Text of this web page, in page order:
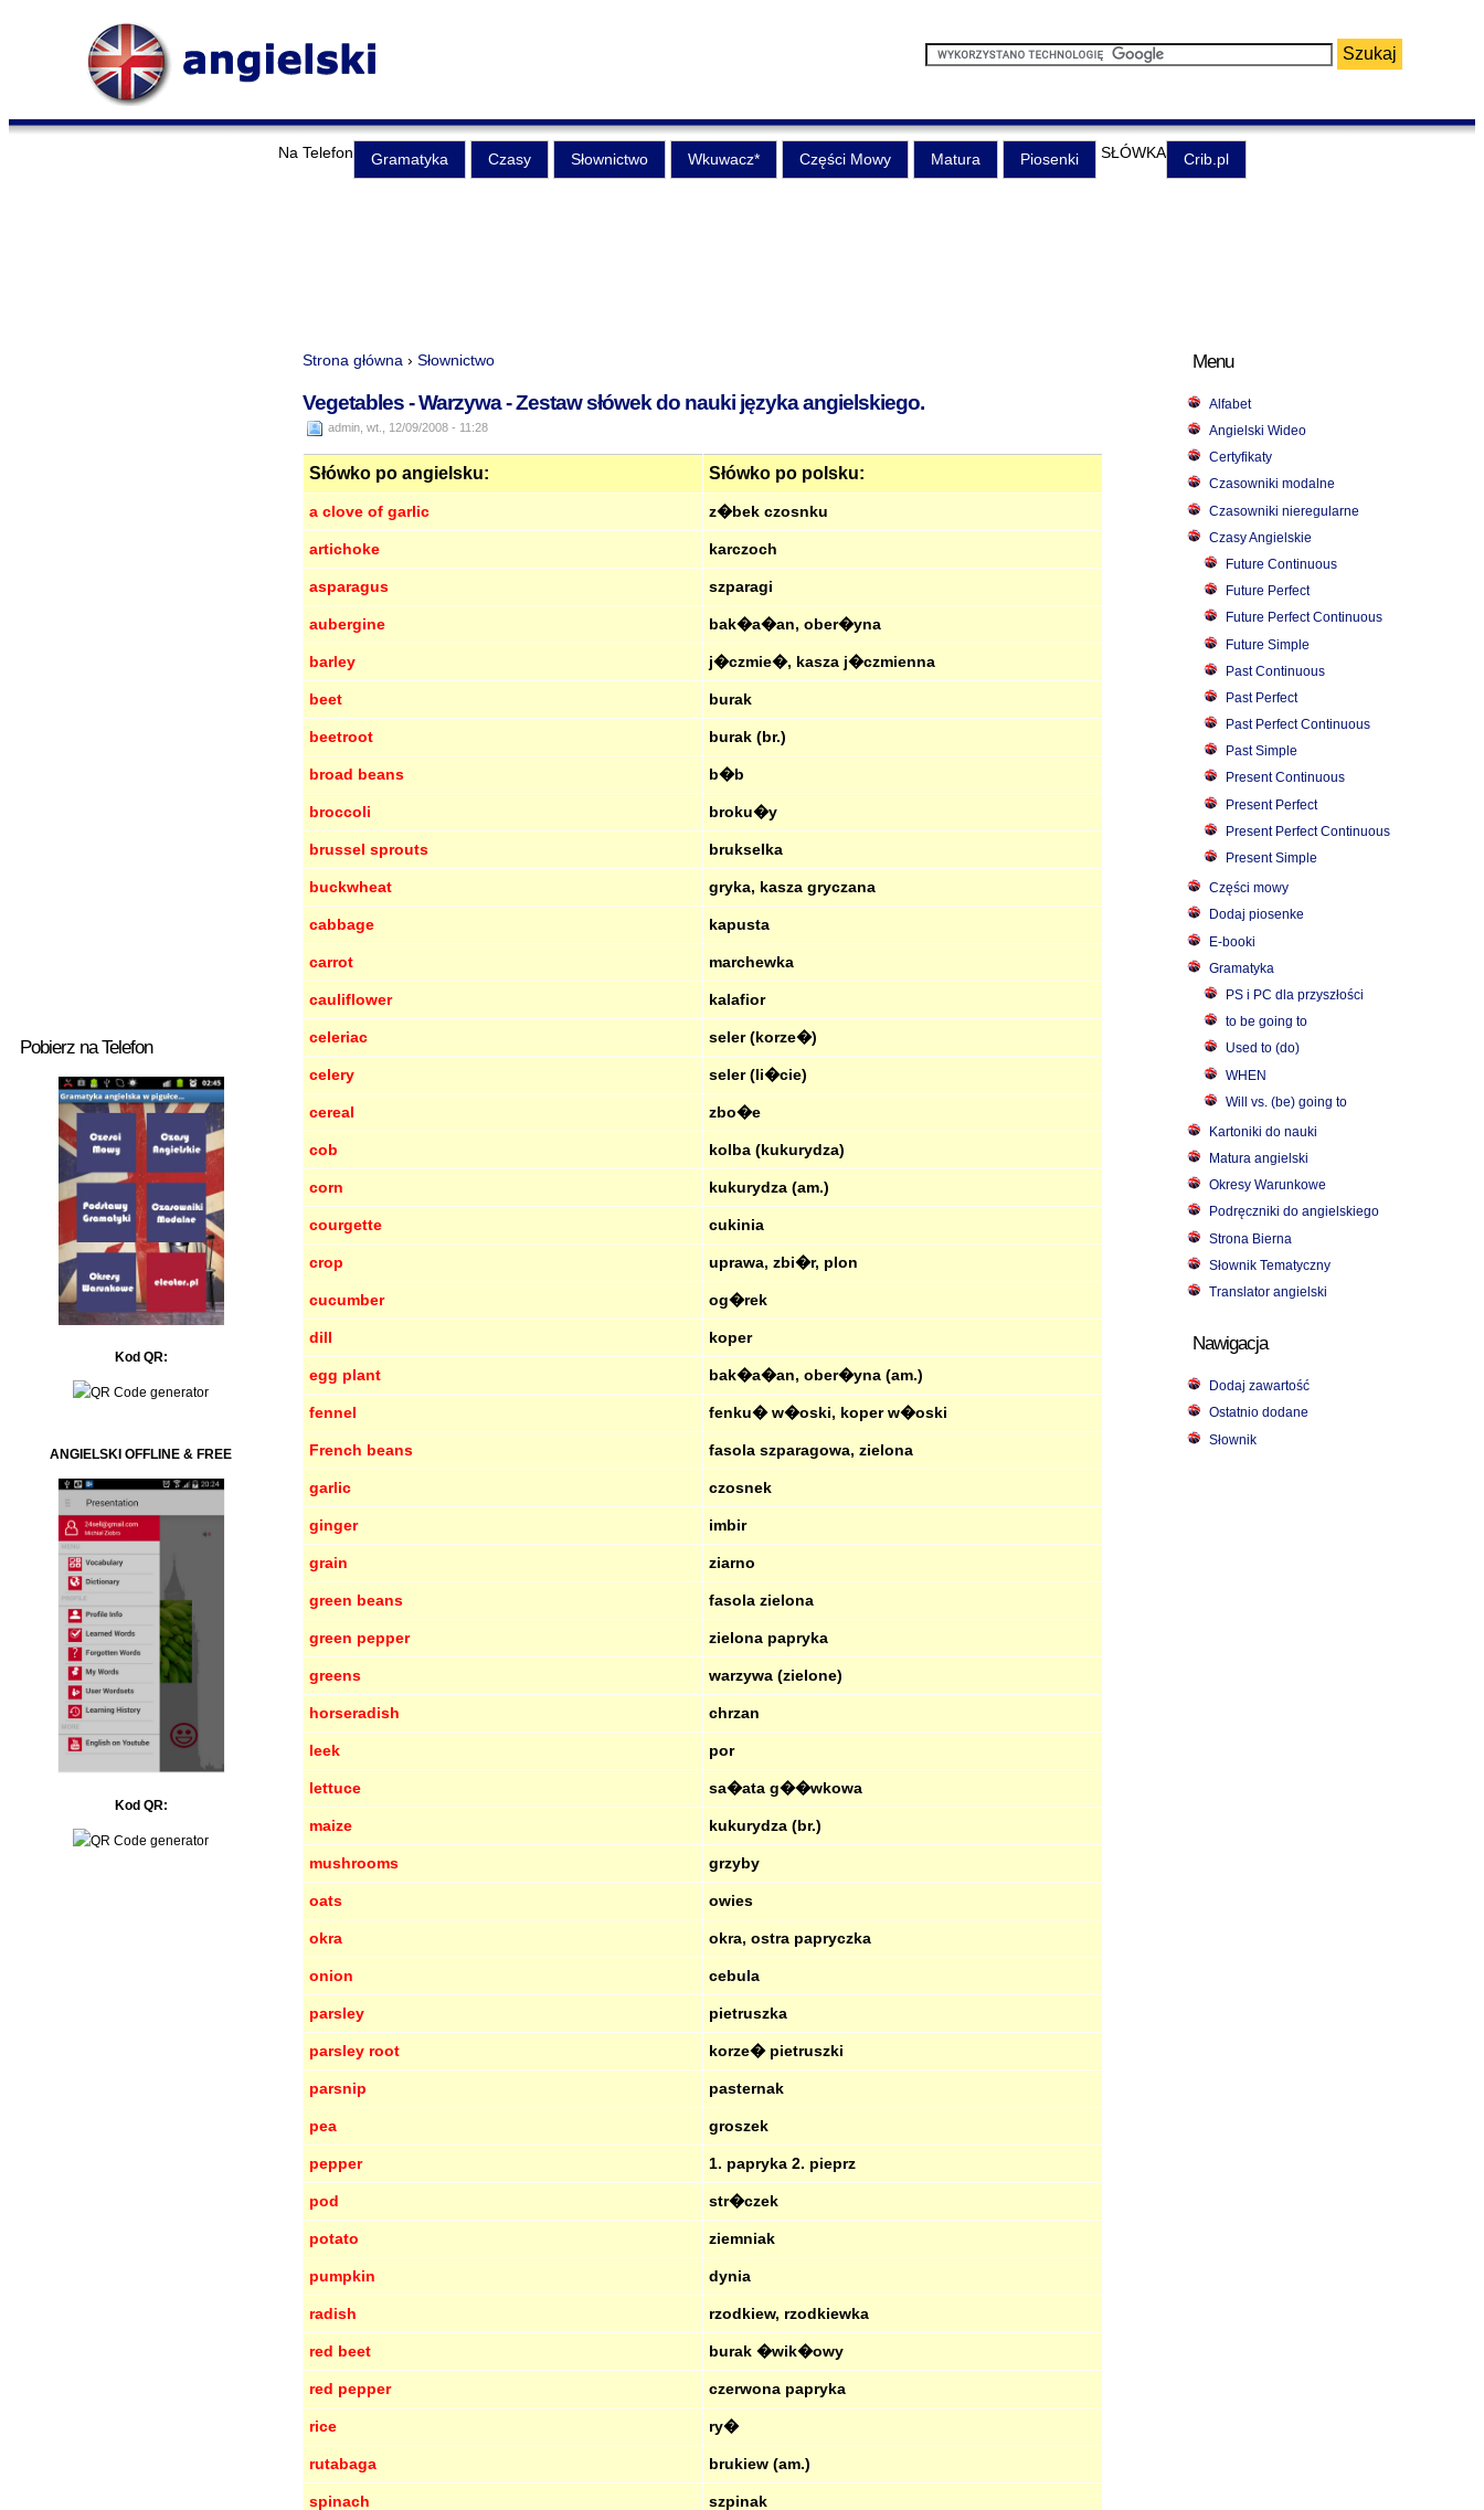
Na Telefon Gramatyka Czasy Słownictwo Wkuwacz* Części Mowy Matura Piosenki SŁÓWKA Crib.pl
Menu
Alfabet
Angielski Wideo
Certyfikaty
Czasowniki modalne
Czasowniki nieregularne
Czasy Angielskie
Future Continuous
Future Perfect
Future Perfect Continuous
Future Simple
Past Continuous
Past Perfect
Past Perfect Continuous
Past Simple
Present Continuous
Present Perfect
Present Perfect Continuous
Present Simple
Części mowy
Dodaj piosenke
E-booki
Gramatyka
PS i PC dla przyszłości
to be going to
Used to (do)
WHEN
Will vs. (be) going to
Kartoniki do nauki
Matura angielski
Okresy Warunkowe
Podręczniki do angielskiego
Strona Bierna
Słownik Tematyczny
Translator angielski
Nawigacja
Dodaj zawartość
Ostatnio dodane
Słownik
Pobierz na Telefon
Kod QR:
ANGIELSKI OFFLINE & FREE
Kod QR:
Strona główna › Słownictwo
Vegetables - Warzywa - Zestaw słówek do nauki języka angielskiego.
admin, wt., 12/09/2008 - 11:28
Słówko po angielsku: Słówko po polsku:
a clove of garlic z�bek czosnku
artichoke karczoch
asparagus szparagi
aubergine bak�a�an, ober�yna
barley j�czmie�, kasza j�czmienna
beet burak
beetroot burak (br.)
broad beans b�b
broccoli broku�y
brussel sprouts brukselka
buckwheat gryka, kasza gryczana
cabbage kapusta
carrot marchewka
cauliflower kalafior
celeriac seler (korze�)
celery seler (li�cie)
cereal zbo�e
cob kolba (kukurydza)
corn kukurydza (am.)
courgette cukinia
crop uprawa, zbi�r, plon
cucumber og�rek
dill koper
egg plant bak�a�an, ober�yna (am.)
fennel fenku� w�oski, koper w�oski
French beans fasola szparagowa, zielona
garlic czosnek
ginger imbir
grain ziarno
green beans fasola zielona
green pepper zielona papryka
greens warzywa (zielone)
horseradish chrzan
leek por
lettuce sa�ata g��wkowa
maize kukurydza (br.)
mushrooms grzyby
oats owies
okra okra, ostra papryczka
onion cebula
parsley pietruszka
parsley root korze� pietruszki
parsnip pasternak
pea groszek
pepper 1. papryka 2. pieprz
pod str�czek
potato ziemniak
pumpkin dynia
radish rzodkiew, rzodkiewka
red beet burak �wik�owy
red pepper czerwona papryka
rice ry�
rutabaga brukiew (am.)
spinach szpinak